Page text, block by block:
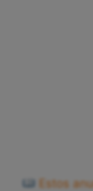
Estos